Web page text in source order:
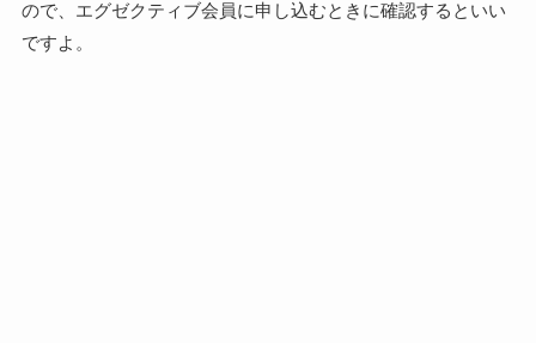
ので、エグゼクティブ会員に申し込むときに確認するといい
ですよ。